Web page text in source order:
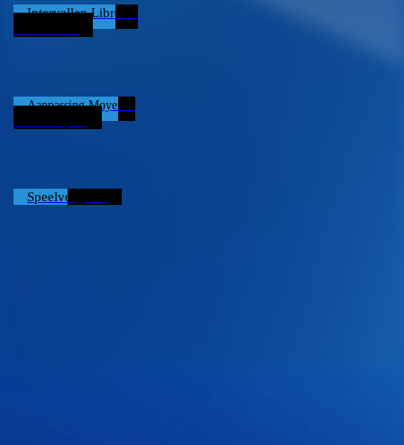
Intervallen Libre en
Aanpassing Moyenne
Speelvolgorde